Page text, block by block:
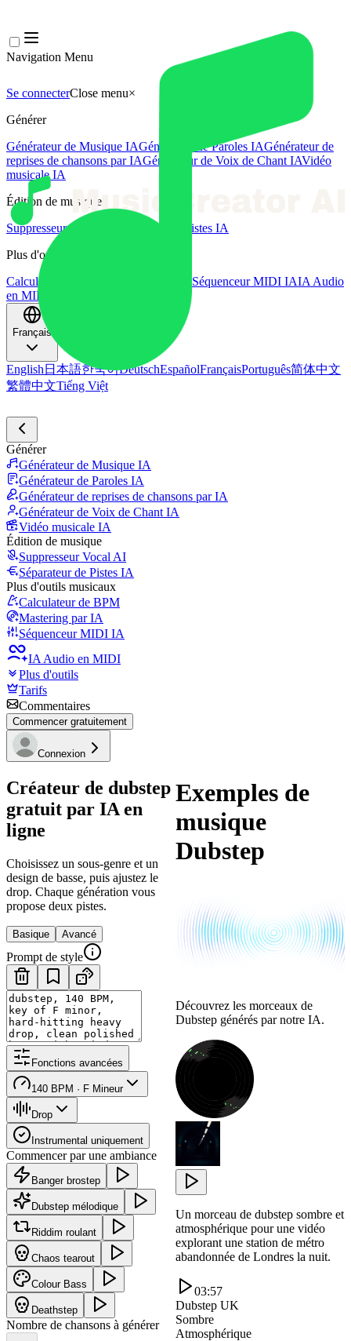
Navigation Menu
Se connecterClose menu×
Générer
Générateur de Musique IAGénérateur de Paroles IAGénérateur de
reprises de chansons par IAGénérateur de Voix de Chant IAVidéo
musicale IA
Édition de musique
Suppresseur Vocal AI
Séparateur de Pistes IA
Plus d'outils musicaux
Calculateur de BPM
Séquenceur MIDI IAIA Audio
en MIDI
Français
English 日本語한국어DeutschEspañolFrançaisPortuguês简体中文
繁體中文Tiếng Việt
Générer
Générateur de Musique IA
Générateur de Paroles IA
Générateur de reprises de chansons par IA
Générateur de Voix de Chant IA
Vidéo musicale IA
Édition de musique
Suppresseur Vocal AI
Séparateur de Pistes IA
Plus d'outils musicaux
Calculateur de BPM
Mastering par IA
Séquenceur MIDI IA
IA Audio en MIDI
Plus d'outils
Tarifs
Commentaires
Commencer gratuitement
Connexion
Créateur de dubstep
gratuit par IA en
ligne
Choisissez un sous-genre et un
design de basse, puis ajustez le
drop. Chaque génération vous
propose deux pistes.
Basique Avancé
Prompt de style
Fonctions avancées
140 BPM · F Mineur
Drop
Instrumental uniquement
Commencer par une ambiance
Banger brostep
Dubstep mélodique
Riddim roulant
Chaos tearout
Colour Bass
Deathstep
Nombre de chansons à générer
Exemples de
musique
Dubstep
Découvrez les morceaux de
Dubstep générés par notre IA.
Un morceau de dubstep sombre et
atmosphérique pour une vidéo
explorant une station de métro
abandonnée de Londres la nuit.
03:57
Dubstep UK
Sombre
Atmosphérique